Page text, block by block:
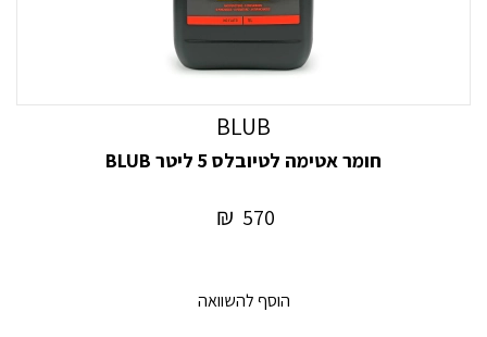
BLUB
חומר אטימה לטיובלס 5 ליטר BLUB
570
₪
הוסף להשוואה